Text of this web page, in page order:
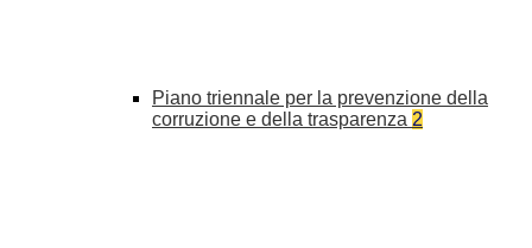
Piano triennale per la prevenzione della
corruzione e della trasparenza 2